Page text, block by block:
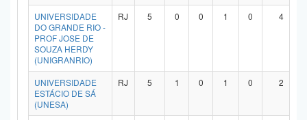
UNIVERSIDADE
DO GRANDE RIO -
PROF JOSE DE
SOUZA HERDY
(UNIGRANRIO)
RJ 5 0 0 1 0 4
UNIVERSIDADE
ESTÁCIO DE SÁ
(UNESA)
RJ 5 1 0 1 0 2